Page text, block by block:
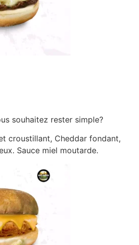
souhaitez rester simple?
croustillant, Cheddar fondant,
Sauce miel moutarde.